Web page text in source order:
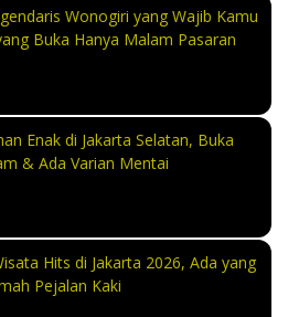
Wonogiri yang Wajib Kamu
Buka Hanya Malam Pasaran
Enak di Jakarta Selatan, Buka
& Ada Varian Mentai
Hits di Jakarta 2026, Ada yang
Pejalan Kaki